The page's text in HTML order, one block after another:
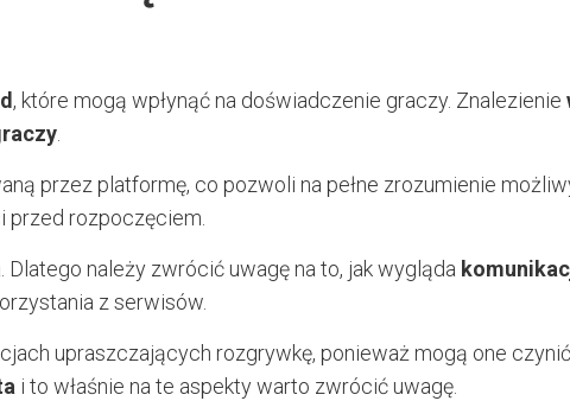
, które mogą wpłynąć na doświadczenie graczy. Znalezienie
przez platformę, co pozwoli na pełne zrozumienie
rozpoczęciem.
należy zwrócić uwagę na to, jak wygląda
z serwisów.
upraszczających rozgrywkę, ponieważ mogą one
i to właśnie na te aspekty warto zwrócić uwagę.